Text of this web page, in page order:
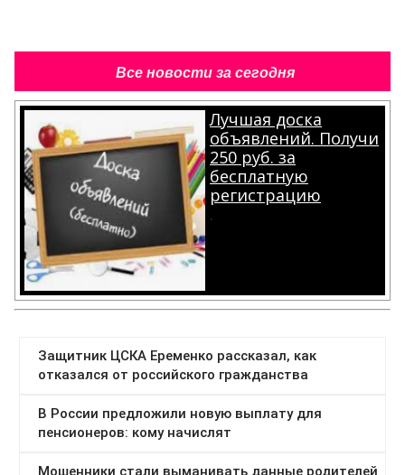
Все новости за сегодня
Лучшая доска
объявлений. Получи
250 руб. за
бесплатную
регистрацию
.